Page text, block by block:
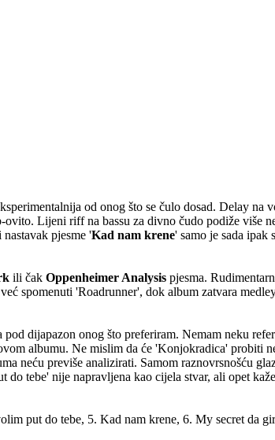
od onog što se čulo dosad. Delay na
Lijeni riff na bassu za divno čudo podiže više
pjesme 'Kad nam krene' samo je sada ipak
ili čak Oppenheimer Analysis pjesma.
spomenuti 'Roadrunner', dok album zatvara
dijapazon onog što preferiram. Nemam neku
albumu. Ne mislim da će 'Konjokradica'
neću previše analizirati. Samom raznovrsnošću
tebe' nije napravljena kao cijela stvar, ali opet
put do tebe, 5. Kad nam krene, 6. My secret da